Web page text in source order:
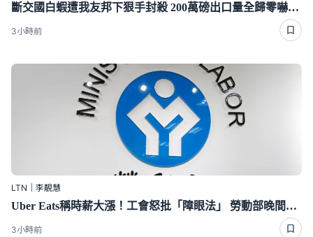
斷交國白蝦遭我友邦下狠手封殺 200萬磅出口量全歸零嚇崩了
3小時前
LTN｜李靚慧
Uber Eats稱時薪大漲！工會怒批「障眼法」 勞動部晚間定調：確實違法
3小時前